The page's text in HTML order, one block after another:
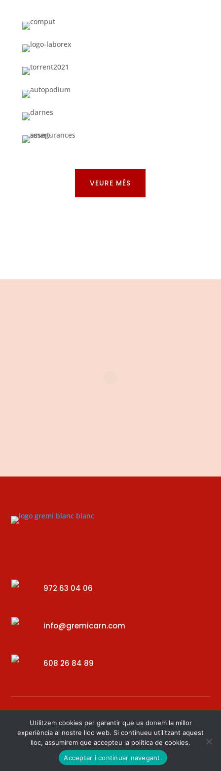
VEURE MÉS
972 63 04 06
info@gremicarn.com
608 26 84 89
Desenvolupat per – Digital34
Utilitzem cookies per garantir que us donem la millor
experiència al nostre lloc web. Si continueu utilitzant aquest
lloc, assumirem que accepteu la política de cookies.
Acceptar i continuar navegant.